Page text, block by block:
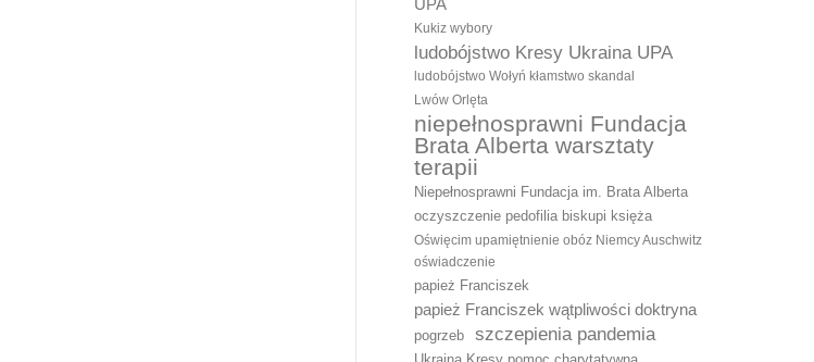
UPA
Kukiz wybory
ludobójstwo Kresy Ukraina UPA
ludobójstwo Wołyń kłamstwo skandal
Lwów Orlęta
niepełnosprawni Fundacja
Brata Alberta warsztaty
terapii
Niepełnosprawni Fundacja im. Brata Alberta
oczyszczenie pedofilia biskupi księża
Oświęcim upamiętnienie obóz Niemcy Auschwitz
oświadczenie
papież Franciszek
papież Franciszek wątpliwości doktryna
pogrzeb szczepienia pandemia